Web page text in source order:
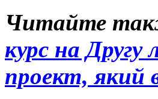
Читайте
курс на Другу
проект,